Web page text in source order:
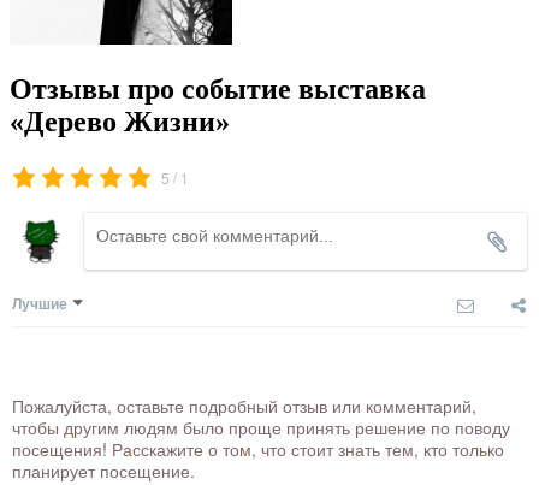
Отзывы про событие выставка
«Дерево Жизни»
5 / 1
Лучшие
Пожалуйста, оставьте подробный отзыв или комментарий,
чтобы другим людям было проще принять решение по поводу
посещения! Расскажите о том, что стоит знать тем, кто только
планирует посещение.